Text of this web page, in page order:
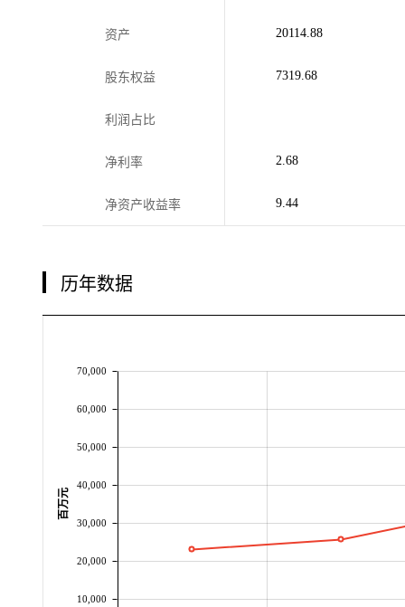
资产 20114.88
股东权益 7319.68
利润占比
净利率 2.68
净资产收益率 9.44
历年数据
10,000
20,000
30,000
40,000
50,000
60,000
70,000
百万元